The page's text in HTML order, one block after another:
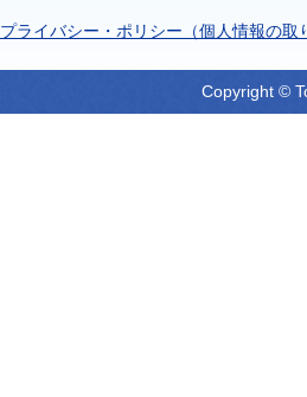
プライバシー・ポリシー（個人情報の取
Copyright ©